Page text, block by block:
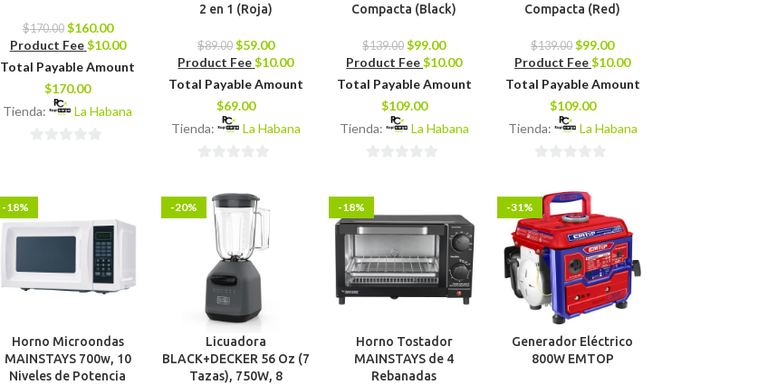
$170.00 $160.00
Product Fee$10.00
Total Payable Amount
$170.00
Tienda:
La Habana
2 en 1 (Roja)
$89.00 $59.00
Product Fee $10.00
Total Payable Amount
$69.00
Tienda:
La Habana
Compacta (Black)
$139.00 $99.00
Product Fee$10.00
Total Payable Amount
$109.00
Tienda:
La Habana
Compacta (Red)
$139.00 $99.00
Product Fee$10.00
Total Payable Amount
$109.00
Tienda:
La Habana
-18%
Horno Microondas
MAINSTAYS 700w, 10
Niveles de Potencia
-20%
Licuadora
BLACK+DECKER 56 Oz (7
Tazas), 750W, 8
-18%
Horno Tostador
MAINSTAYS de 4
Rebanadas
-31%
Generador Eléctrico
800W EMTOP